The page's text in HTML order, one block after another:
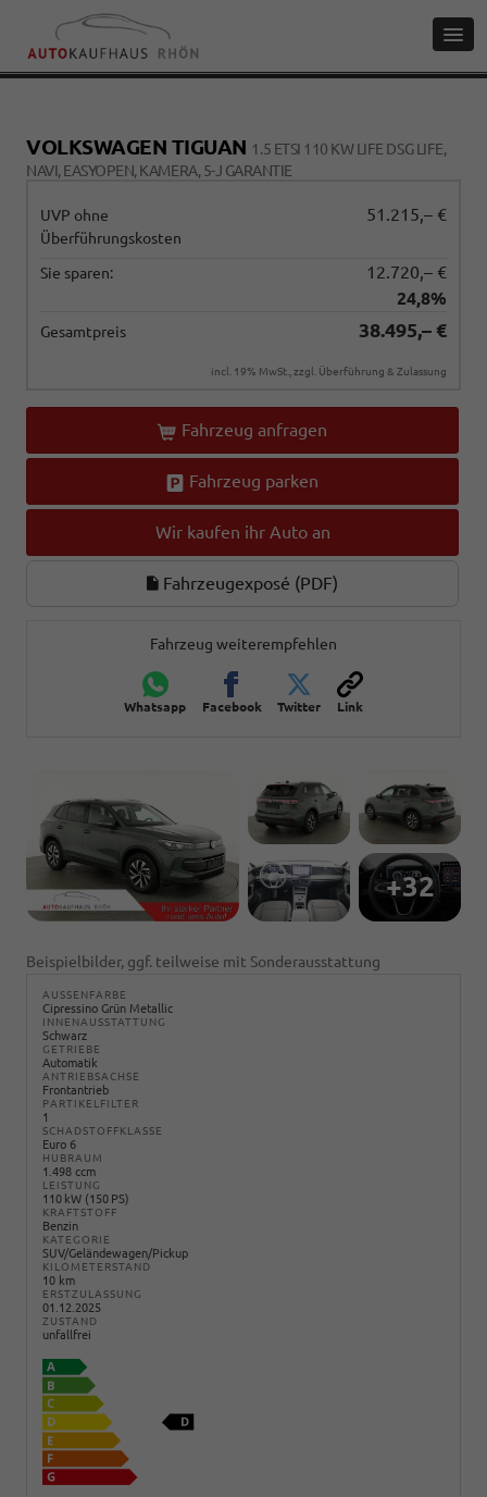
VOLKSWAGEN TIGUAN 1.5 ETSI 110 KW LIFE DSG LIFE,
NAVI, EASYOPEN, KAMERA, 5-J GARANTIE
UVP ohne
Überführungskosten
51.215,– €
Sie sparen:
12.720,– €
24,8%
Gesamtpreis 38.495,– €
incl. 19% MwSt., zzgl. Überführung & Zulassung
Fahrzeug anfragen
Fahrzeug parken
Wir kaufen ihr Auto an
Fahrzeugexposé (PDF)
Fahrzeug weiterempfehlen
Whatsapp Facebook Twitter Link
+32
Beispielbilder, ggf. teilweise mit Sonderausstattung
AUSSENFARBE
Cipressino Grün Metallic
INNENAUSSTATTUNG
Schwarz
GETRIEBE
Automatik
ANTRIEBSACHSE
Frontantrieb
PARTIKELFILTER
1
SCHADSTOFFKLASSE
Euro 6
HUBRAUM
1.498 ccm
LEISTUNG
110 kW (150 PS)
KRAFTSTOFF
Benzin
KATEGORIE
SUV/Geländewagen/Pickup
KILOMETERSTAND
10 km
ERSTZULASSUNG
01.12.2025
ZUSTAND
unfallfrei